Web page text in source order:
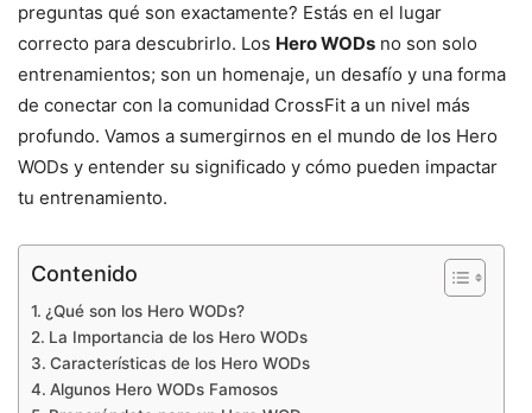
preguntas qué son exactamente? Estás en el lugar
correcto para descubrirlo. Los Hero WODs no son solo
entrenamientos; son un homenaje, un desafío y una forma
de conectar con la comunidad CrossFit a un nivel más
profundo. Vamos a sumergirnos en el mundo de los Hero
WODs y entender su significado y cómo pueden impactar
tu entrenamiento.
Contenido
¿Qué son los Hero WODs?
La Importancia de los Hero WODs
Características de los Hero WODs
Algunos Hero WODs Famosos